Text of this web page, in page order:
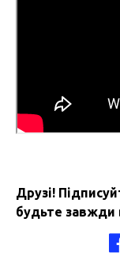
Друзі!
будьте завжди